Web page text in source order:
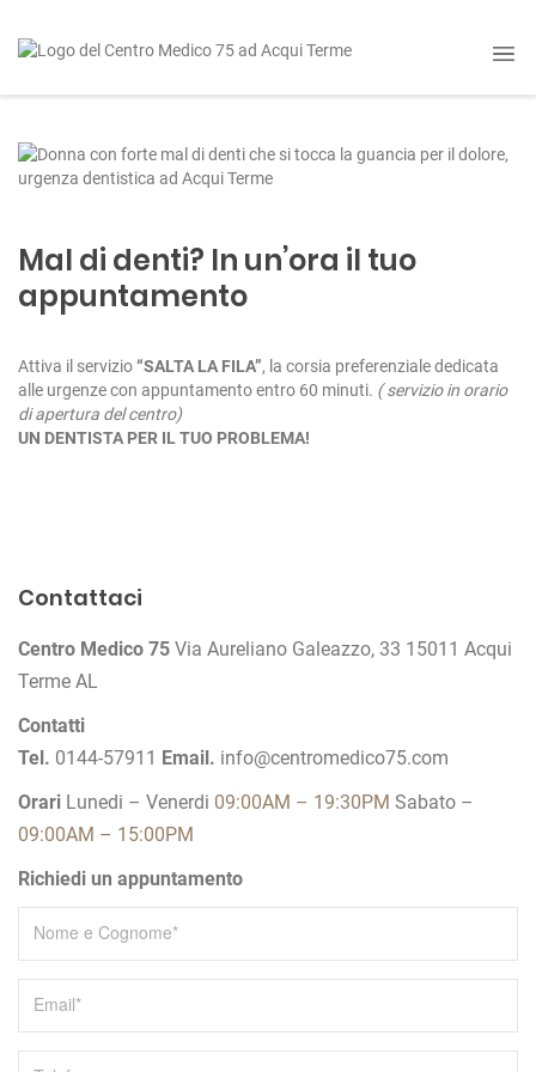
Mal di denti? In un’ora il tuo
appuntamento
Attiva il servizio“SALTA LA FILA”, la corsia preferenziale dedicata
alle urgenze con appuntamento entro 60 minuti. ( servizio in orario
di apertura del centro)
UN DENTISTA PER IL TUO PROBLEMA!
v
g
a
z
i
o
n
e
a
r
t
i
c
Contattaci
Centro Medico 75 Via Aureliano Galeazzo, 33 15011 Acqui
Terme AL
Contatti
Tel. 0144-57911 Email. info@centromedico75.com
Orari Lunedi – Venerdi 09:00AM – 19:30PM Sabato –
09:00AM – 15:00PM
Richiedi un appuntamento